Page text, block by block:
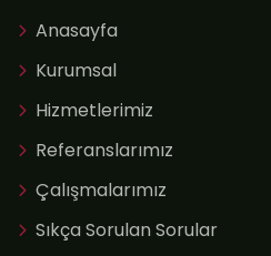
Anasayfa
Kurumsal
Hizmetlerimiz
Referanslarımız
Çalışmalarımız
Sıkça Sorulan Sorular